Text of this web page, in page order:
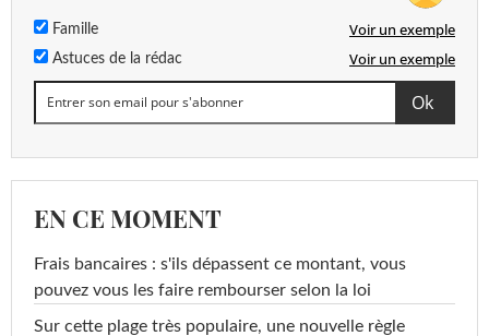
Famille Voir un exemple
Astuces de la rédac Voir un exemple
EN CE MOMENT
Frais bancaires : s'ils dépassent ce montant, vous
pouvez vous les faire rembourser selon la loi
Sur cette plage très populaire, une nouvelle règle